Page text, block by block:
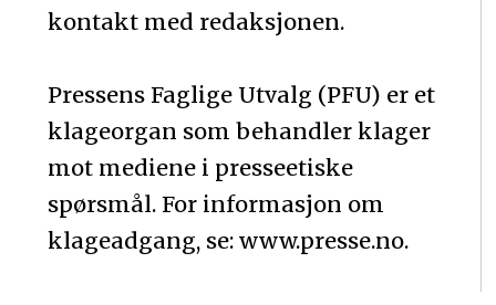
kontakt med redaksjonen.
Pressens Faglige Utvalg (PFU) er et
klageorgan som behandler klager
mot mediene i presseetiske
spørsmål. For informasjon om
klageadgang, se: www.presse.no.